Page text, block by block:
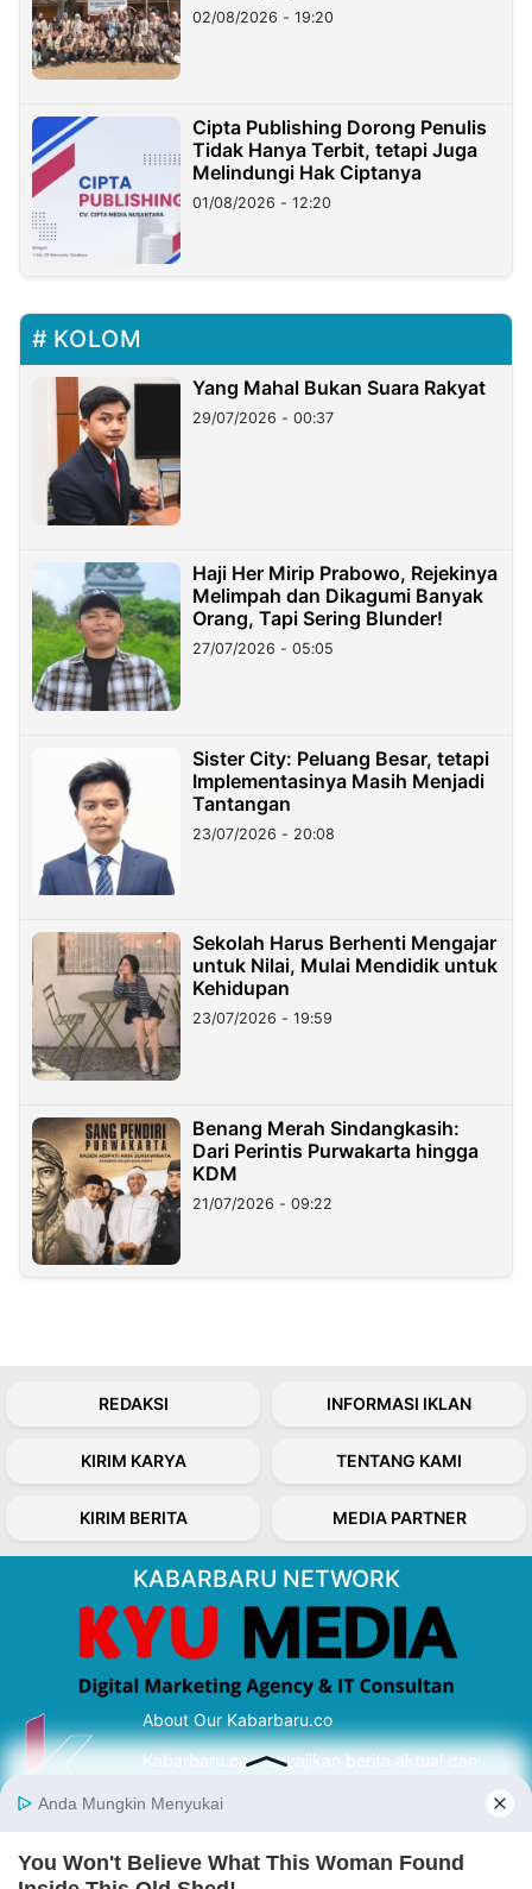
02/08/2026 - 19:20
Cipta Publishing Dorong Penulis
Tidak Hanya Terbit, tetapi Juga
Melindungi Hak Ciptanya
01/08/2026 - 12:20
KOLOM
Yang Mahal Bukan Suara Rakyat
29/07/2026 - 00:37
Haji Her Mirip Prabowo, Rejekinya
Melimpah dan Dikagumi Banyak
Orang, Tapi Sering Blunder!
27/07/2026 - 05:05
Sister City: Peluang Besar, tetapi
Implementasinya Masih Menjadi
Tantangan
23/07/2026 - 20:08
Sekolah Harus Berhenti Mengajar
untuk Nilai, Mulai Mendidik untuk
Kehidupan
23/07/2026 - 19:59
Benang Merah Sindangkasih:
Dari Perintis Purwakarta hingga
KDM
21/07/2026 - 09:22
REDAKSI INFORMASI IKLAN
KIRIM KARYA TENTANG KAMI
KIRIM BERITA MEDIA PARTNER
KABARBARU NETWORK
About Our Kabarbaru.co
Kabarbaru.co menyajikan berita aktual dan
serta terverifikasi dari sumber yang tepat.
Follow Kabarbaru